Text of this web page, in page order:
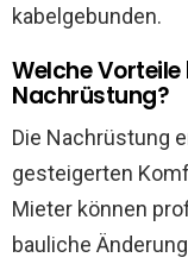
kabelgebunden.
Welche
Nachrüstung?
Die Nachrüstung
gesteigerten
Mieter können
bauliche